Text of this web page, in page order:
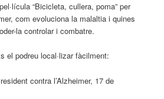
“Bicicleta, cullera, poma” per
com evoluciona la malaltia i quines
la controlar i combatre.
el podreu local·lizar fàcilment:
contra l’Alzheimer, 17 de